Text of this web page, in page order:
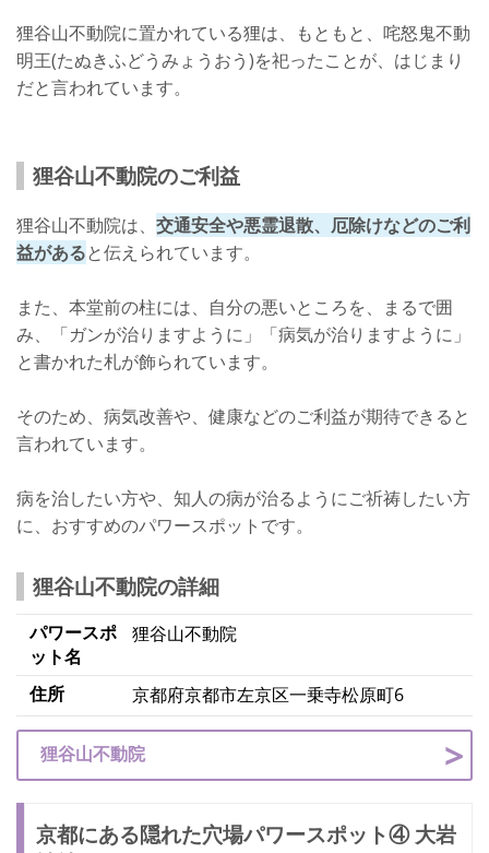
狸谷山不動院に置かれている狸は、もともと、咤怒鬼不動
明王(たぬきふどうみょうおう)を祀ったことが、はじまり
だと言われています。
狸谷山不動院のご利益
狸谷山不動院は、 交通安全や悪霊退散、厄除けなどのご利
益があると伝えられています。
また、本堂前の柱には、自分の悪いところを、まるで囲
み、「ガンが治りますように」「病気が治りますように」
と書かれた札が飾られています。
そのため、病気改善や、健康などのご利益が期待できると
言われています。
病を治したい方や、知人の病が治るようにご祈祷したい方
に、おすすめのパワースポットです。
狸谷山不動院の詳細
パワースポ
ット名
狸谷山不動院
住所 京都府京都市左京区一乗寺松原町6
狸谷山不動院
京都にある隠れた穴場パワースポット④ 大岩